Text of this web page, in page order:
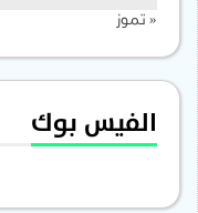
« تموز
الفيس بوك